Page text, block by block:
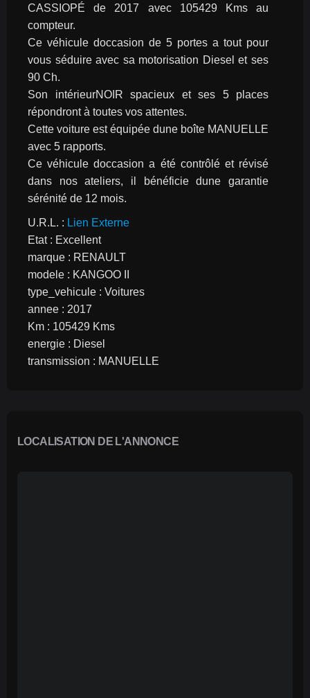
CASSIOPÉ de 2017 avec 105429 Kms au
compteur.
Ce véhicule doccasion de 5 portes a tout pour
vous séduire avec sa motorisation Diesel et ses
90 Ch.
Son intérieurNOIR spacieux et ses 5 places
répondront à toutes vos attentes.
Cette voiture est équipée dune boîte MANUELLE
avec 5 rapports.
Ce véhicule doccasion a été contrôlé et révisé
dans nos ateliers, il bénéficie dune garantie
sérénité de 12 mois.
U.R.L. : Lien Externe
Etat : Excellent
marque : RENAULT
modele : KANGOO II
type_vehicule : Voitures
annee : 2017
Km : 105429 Kms
energie : Diesel
transmission : MANUELLE
LOCALISATION DE L'ANNONCE